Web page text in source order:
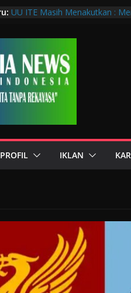
UU ITE Masih Menakutkan :
Wakil Wali Kota Bandung Hadiri
Bandung, Dorong Penguatan
Mulut
Langkah Awal Deteksi Dini
Teknologi Laboratorium Medik
PROFIL IKLAN